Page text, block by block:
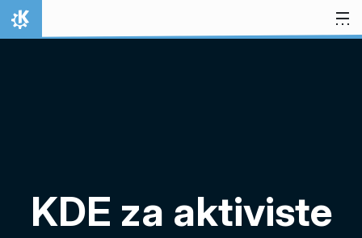
Preskoči na vsebino
Domov
KDE za aktiviste